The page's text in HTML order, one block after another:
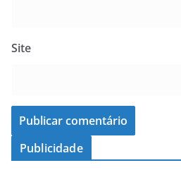
Site
Publicidade